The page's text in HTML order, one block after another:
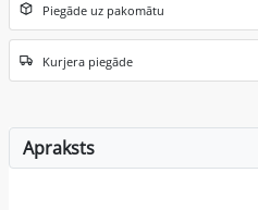
Piegāde uz pakomātu
Kurjera piegāde
Apraksts